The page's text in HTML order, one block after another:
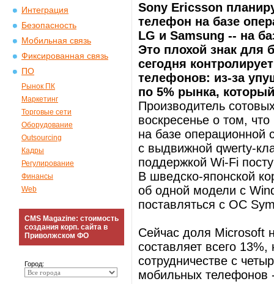
Интеграция
Безопасность
Мобильная связь
Фиксированная связь
ПО
Рынок ПК
Маркетинг
Торговые сети
Оборудование
Outsourcing
Кадры
Регулирование
Финансы
Web
CMS Magazine: стоимость
создания корп. сайта в
Приволжском ФО
Город:
Sony Ericsson
телефон на базе
LG и Samsung -- на
Это плохой знак для
сегодня
телефонов: из-за
по 5% рынка,
Производитель
воскресенье о том,
на базе операционной
с выдвижной qwerty-
поддержкой Wi-Fi
В шведско-японской
об одной модели с
поставляться с ОС
Сейчас доля Microsoft
составляет всего
сотрудничестве с
мобильных телефонов